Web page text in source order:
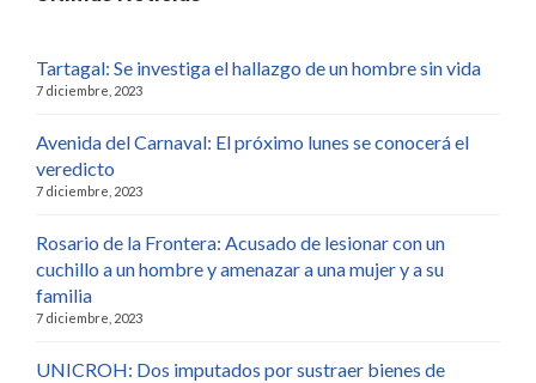
Tartagal: Se investiga el hallazgo de un hombre sin vida
7 diciembre, 2023
Avenida del Carnaval: El próximo lunes se conocerá el
veredicto
7 diciembre, 2023
Rosario de la Frontera: Acusado de lesionar con un
cuchillo a un hombre y amenazar a una mujer y a su
familia
7 diciembre, 2023
UNICROH: Dos imputados por sustraer bienes de